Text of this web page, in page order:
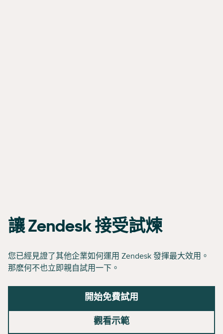
讓 Zendesk 接受試煉
您已經見證了其他企業如何運用 Zendesk 發揮最大效用。
那麽何不也立即親自試用一下。
開始免費試用
觀看示範